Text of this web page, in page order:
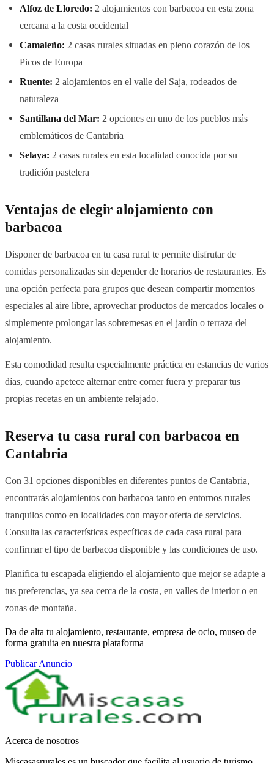
Alfoz de Lloredo: 2 alojamientos con barbacoa en esta zona
cercana a la costa occidental
Camaleño: 2 casas rurales situadas en pleno corazón de los
Picos de Europa
Ruente: 2 alojamientos en el valle del Saja, rodeados de
naturaleza
Santillana del Mar: 2 opciones en uno de los pueblos más
emblemáticos de Cantabria
Selaya: 2 casas rurales en esta localidad conocida por su
tradición pastelera
Ventajas de elegir alojamiento con
barbacoa
Disponer de barbacoa en tu casa rural te permite disfrutar de
comidas personalizadas sin depender de horarios de restaurantes. Es
una opción perfecta para grupos que desean compartir momentos
especiales al aire libre, aprovechar productos de mercados locales o
simplemente prolongar las sobremesas en el jardín o terraza del
alojamiento.
Esta comodidad resulta especialmente práctica en estancias de varios
días, cuando apetece alternar entre comer fuera y preparar tus
propias recetas en un ambiente relajado.
Reserva tu casa rural con barbacoa en
Cantabria
Con 31 opciones disponibles en diferentes puntos de Cantabria,
encontrarás alojamientos con barbacoa tanto en entornos rurales
tranquilos como en localidades con mayor oferta de servicios.
Consulta las características específicas de cada casa rural para
confirmar el tipo de barbacoa disponible y las condiciones de uso.
Planifica tu escapada eligiendo el alojamiento que mejor se adapte a
tus preferencias, ya sea cerca de la costa, en valles de interior o en
zonas de montaña.
Da de alta tu alojamiento, restaurante, empresa de ocio, museo de
forma gratuita en nuestra plataforma
Publicar Anuncio
Acerca de nosotros